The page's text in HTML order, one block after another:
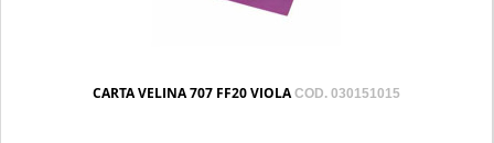
CARTA VELINA 707 FF20 VIOLACOD. 030151015